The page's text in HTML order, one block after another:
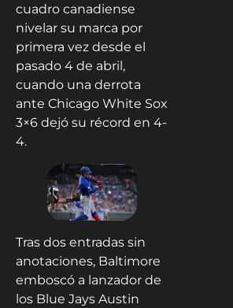
cuadro canadiense
nivelar su marca por
primera vez desde el
pasado 4 de abril,
cuando una derrota
ante Chicago White Sox
3×6 dejó su récord en 4-
4.
Tras dos entradas sin
anotaciones, Baltimore
emboscó a lanzador de
los Blue Jays Austin